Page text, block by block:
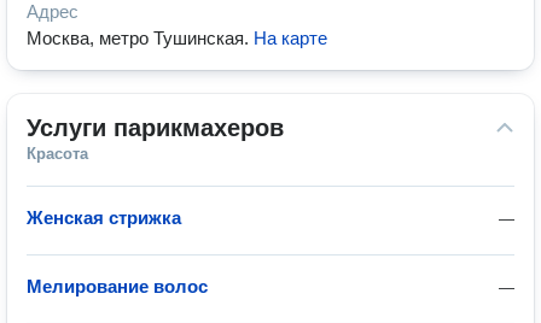
Адрес
Москва, метро Тушинская. На карте
Услуги парикмахеров
Красота
—
Женская стрижка
—
Мелирование волос